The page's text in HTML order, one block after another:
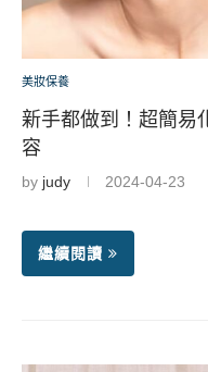
美妝保養
新手都做到！超簡易
容
by judy 2024-04-23
繼續閱讀